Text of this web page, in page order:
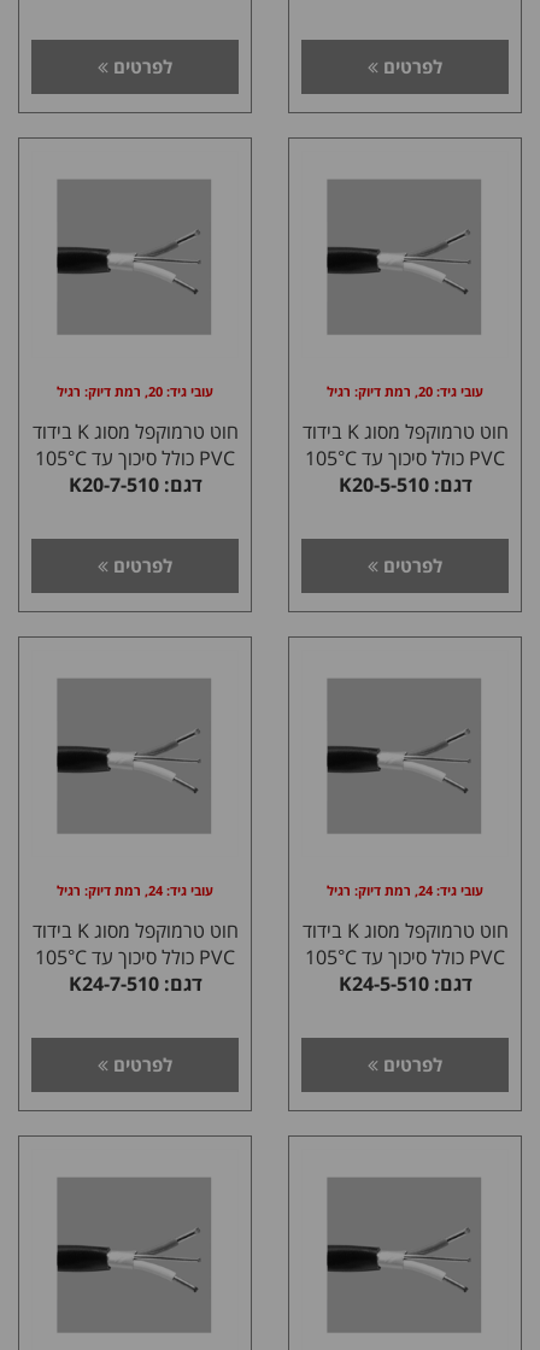
לפרטים לפרטים
עובי גיד: 20, רמת דיוק: רגיל
חוט טרמוקפל מסוג K בידוד
PVC כולל סיכוך עד 105°C
דגם: K20-5-510
לפרטים
עובי גיד: 20, רמת דיוק: רגיל
חוט טרמוקפל מסוג K בידוד
PVC כולל סיכוך עד 105°C
דגם: K20-7-510
לפרטים
עובי גיד: 24, רמת דיוק: רגיל
חוט טרמוקפל מסוג K בידוד
PVC כולל סיכוך עד 105°C
דגם: K24-5-510
לפרטים
עובי גיד: 24, רמת דיוק: רגיל
חוט טרמוקפל מסוג K בידוד
PVC כולל סיכוך עד 105°C
דגם: K24-7-510
לפרטים